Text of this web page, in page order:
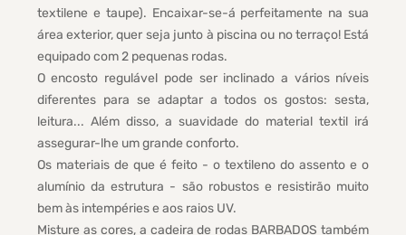
textilene e taupe). Encaixar-se-á perfeitamente na sua
área exterior, quer seja junto à piscina ou no terraço! Está
equipado com 2 pequenas rodas.
O encosto regulável pode ser inclinado a vários níveis
diferentes para se adaptar a todos os gostos: sesta,
leitura... Além disso, a suavidade do material textil irá
assegurar-lhe um grande conforto.
Os materiais de que é feito - o textileno do assento e o
alumínio da estrutura - são robustos e resistirão muito
bem às intempéries e aos raios UV.
Misture as cores, a cadeira de rodas BARBADOS também